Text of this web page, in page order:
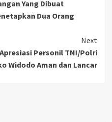
Yang Dibuat
Dua Orang
Next
Personil TNI/Polri
Widodo Aman dan Lancar